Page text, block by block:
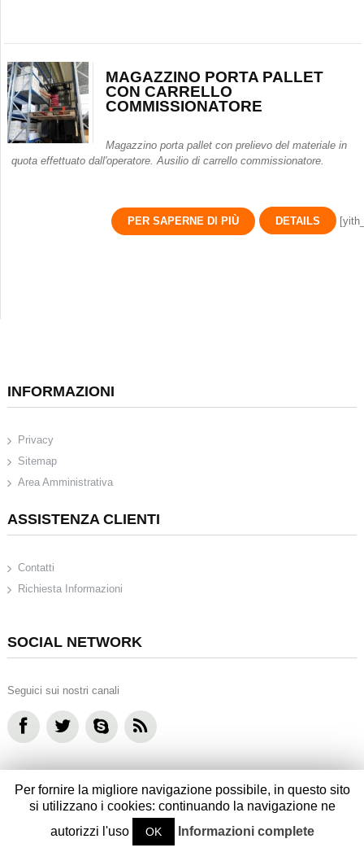
MAGAZZINO PORTA PALLET
CON CARRELLO
COMMISSIONATORE
Magazzino porta pallet con prelievo del materiale in
quota effettuato dall'operatore. Ausilio di carrello commissionatore.
PER SAPERNE DI PIÙ DETAILS
INFORMAZIONI
Privacy
Sitemap
Area Amministrativa
ASSISTENZA CLIENTI
Contatti
Richiesta Informazioni
SOCIAL NETWORK
Seguici sui nostri canali
2022 - Caffarri Tecnica srl - Partita IVA 01943640357
Powered by
CABER Informatica
Per fornire la migliore navigazione possibile, in questo sito
si utilizzano i cookies: continuando la navigazione ne
autorizzi l'uso
OK Informazioni complete